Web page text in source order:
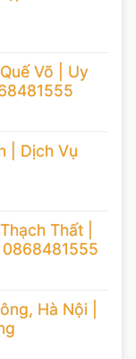
Võ | Uy
| Dịch Vụ
Thất |
Hà Nội |